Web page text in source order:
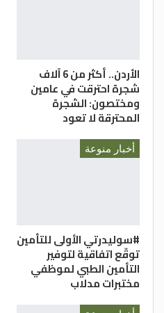
الأردن.. أكثر من 6 آلاف
شجرة احترقت في عامين
ومختصون: الشجرة
المحترقة لا تعود
أخبار منوعة
#سوليدرتي الأولى للتأمين
توقّع اتفاقية لتوفير
التأمين الطبي لموظفي
مختبرات مدلاب